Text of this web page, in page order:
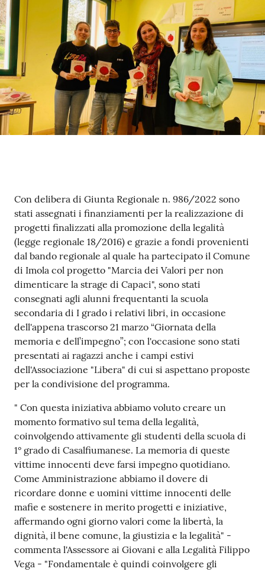
Contenuto
Con delibera di Giunta Regionale n. 986/2022 sono
stati assegnati i finanziamenti per la realizzazione di
progetti finalizzati alla promozione della legalità
(legge regionale 18/2016) e grazie a fondi provenienti
dal bando regionale al quale ha partecipato il Comune
di Imola col progetto "Marcia dei Valori per non
dimenticare la strage di Capaci", sono stati
consegnati agli alunni frequentanti la scuola
secondaria di I grado i relativi libri, in occasione
dell'appena trascorso 21 marzo “Giornata della
memoria e dell’impegno”; con l'occasione sono stati
presentati ai ragazzi anche i campi estivi
dell'Associazione "Libera" di cui si aspettano proposte
per la condivisione del programma.
" Con questa iniziativa abbiamo voluto creare un
momento formativo sul tema della legalità,
coinvolgendo attivamente gli studenti della scuola di
1° grado di Casalfiumanese. La memoria di queste
vittime innocenti deve farsi impegno quotidiano.
Come Amministrazione abbiamo il dovere di
ricordare donne e uomini vittime innocenti delle
mafie e sostenere in merito progetti e iniziative,
affermando ogni giorno valori come la libertà, la
dignità, il bene comune, la giustizia e la legalità" -
commenta l'Assessore ai Giovani e alla Legalità Filippo
Vega - "Fondamentale è quindi coinvolgere gli